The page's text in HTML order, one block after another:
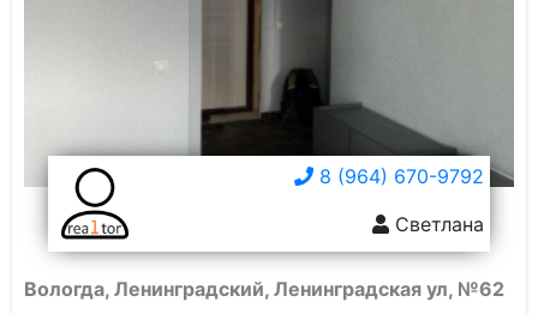
8 (964) 670-9792
Светлана
Вологда, Ленинградский, Ленинградская ул, №62